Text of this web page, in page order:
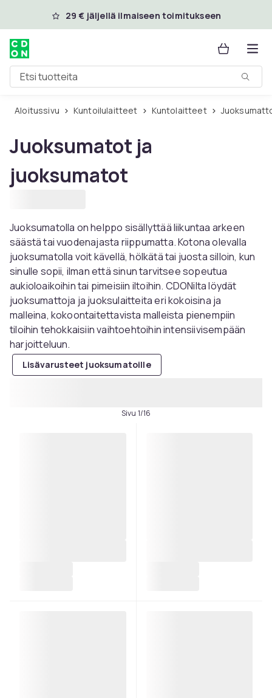
Ohita ja siirry pääsisältöön
29 € jäljellä ilmaiseen toimitukseen
Etsi tuotteita
Aloitussivu Kuntoilulaitteet Kuntolaitteet
Juoksumatot ja
juoksumatot
Juoksumatolla on helppo sisällyttää liikuntaa arkeen
säästä tai vuodenajasta riippumatta. Kotona olevalla
juoksumatolla voit kävellä, hölkätä tai juosta silloin, kun
sinulle sopii, ilman että sinun tarvitsee sopeutua
aukioloaikoihin tai pimeisiin iltoihin. CDONilta löydät
juoksumattoja ja juoksulaitteita eri kokoisina ja
malleina, kokoontaitettavista malleista pienempiin
tiloihin tehokkaisiin vaihtoehtoihin intensiivisempään
harjoitteluun.
Lisävarusteet juoksumatoille
Sivu 1/16